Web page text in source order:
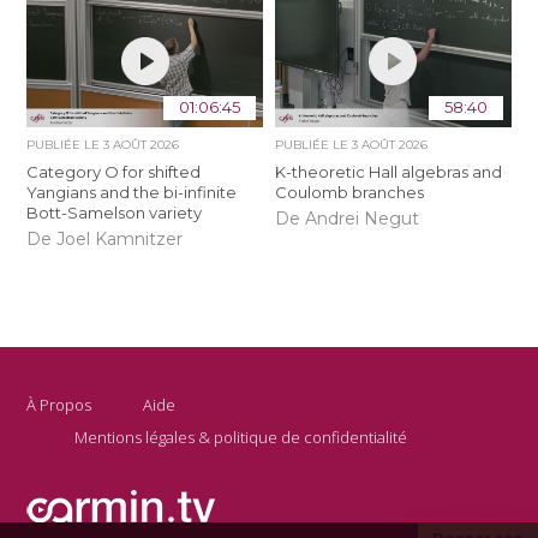
01:06:45
PUBLIÉE LE3 AOÛT 2026
Category O for shifted
Yangians and the bi-infinite
Bott-Samelson variety
De Joel Kamnitzer
58:40
PUBLIÉE LE 3 AOÛT 2026
K-theoretic Hall algebras and
Coulomb branches
De Andrei Negut
À Propos
Aide
Mentions légales & politique de confidentialité